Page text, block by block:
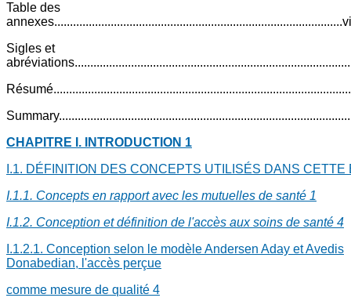
Table des
Sigles et
CHAPITRE I. INTRODUCTION 1
I.1. DÉFINITION DES CONCEPTS UTILISÉS DANS CETTE
I.1.1. Concepts en rapport avec les mutuelles de santé 1
I.1.2. Conception et définition de l'accès aux soins de santé 4
I.1.2.1. Conception selon le modèle Andersen Aday et Avedis
Donabedian, l'accès perçue
comme mesure de qualité 4